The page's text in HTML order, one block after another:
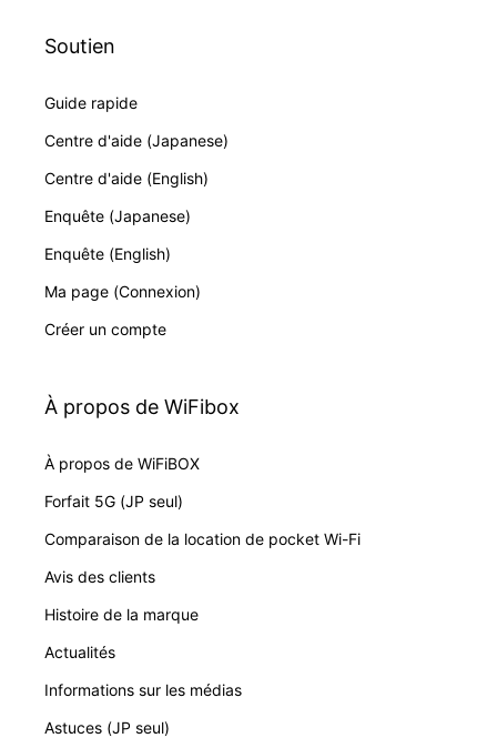
Soutien
Guide rapide
Centre d'aide (Japanese)
Centre d'aide (English)
Enquête (Japanese)
Enquête (English)
Ma page (Connexion)
Créer un compte
À propos de WiFibox
À propos de WiFiBOX
Forfait 5G (JP seul)
Comparaison de la location de pocket Wi-Fi
Avis des clients
Histoire de la marque
Actualités
Informations sur les médias
Astuces (JP seul)